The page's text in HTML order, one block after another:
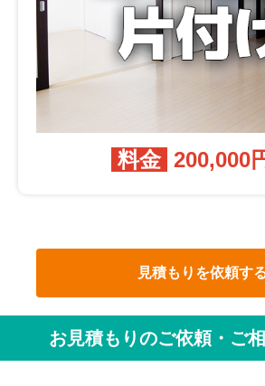
料金 200,000
見積もりを依頼す
お見積もりのご依頼・ご